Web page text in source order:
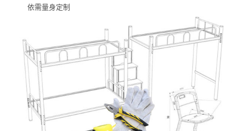
依需量身定制